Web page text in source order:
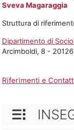
Sveva Magaraggia
Struttura di
Dipartimento di
Arcimboldi, 8 -
Riferimenti e